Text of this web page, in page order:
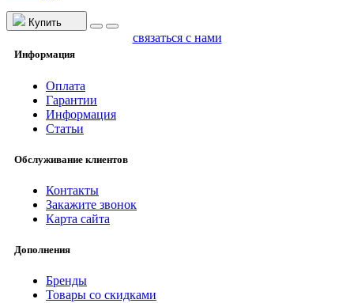
Купить
связаться с нами
Информация
Оплата
Гарантии
Информация
Статьи
Обслуживание клиентов
Контакты
Закажите звонок
Карта сайта
Дополнения
Бренды
Товары со скидками